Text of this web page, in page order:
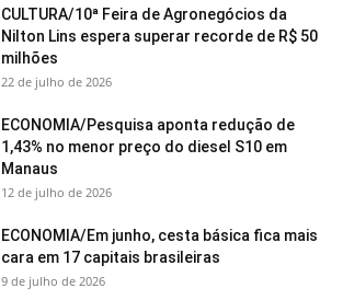
CULTURA/10ª Feira de Agronegócios da
Nilton Lins espera superar recorde de R$ 50
milhões
22 de julho de 2026
ECONOMIA/Pesquisa aponta redução de
1,43% no menor preço do diesel S10 em
Manaus
12 de julho de 2026
ECONOMIA/Em junho, cesta básica fica mais
cara em 17 capitais brasileiras
9 de julho de 2026